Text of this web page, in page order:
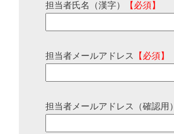
担当者氏名（漢字） 【必須】
担当者メールアドレス 【必須】
担当者メールアドレス（確認用）